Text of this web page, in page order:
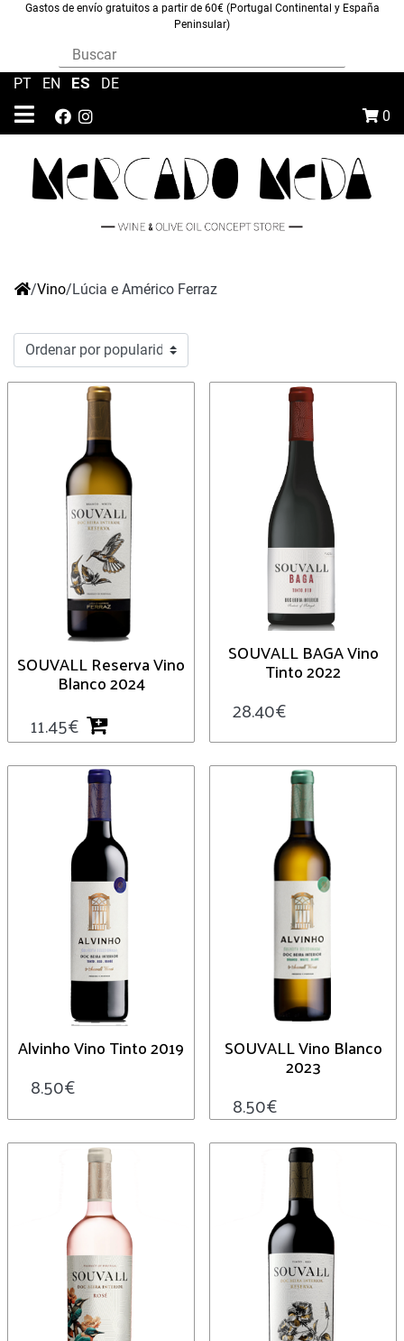
Gastos de envío gratuitos a partir de 60€ (Portugal Continental y España
Peninsular)
0
PT EN ES DE
/Vino/Lúcia e Américo Ferraz
SOUVALL Reserva Vino
Blanco 2024
11.45€
SOUVALL BAGA Vino
Tinto 2022
28.40€
Alvinho Vino Tinto 2019
8.50€
SOUVALL Vino Blanco
2023
8.50€